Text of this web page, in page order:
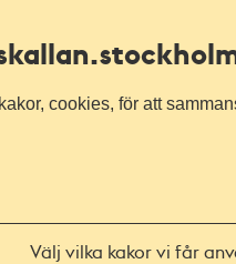
cookies, för att
Välj vilka kakor vi får